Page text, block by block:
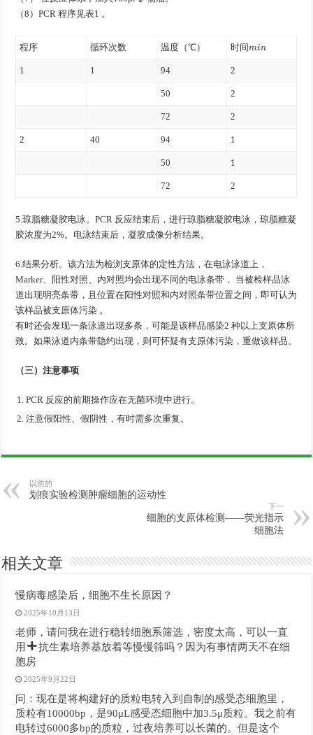
（8）PCR 程序见表1 。
程序 循环次数 温度（℃） 时间 in
1 1 94 2
50 2
72 2
2 40 94 1
50 1
72 2
5.琼脂糖凝胶电泳。PCR 反应结束后，进行琼脂糖凝胶电泳，琼脂糖凝
胶浓度为2%。电泳结束后，凝胶成像分析结果。
6.结果分析。该方法为检浏支原体的定性方法，在电泳泳道上，
Marker、阳性对照、内对照均会出现不同的电泳条带， 当被检样品泳
道出现明亮条带，且位置在阳性对照和内对照条带位置之间，即可认为
该样品被支原体污染 。
有时还会发现一条泳道出现多条，可能是该样品感染2 种以上支原体所
致。如果泳道内条带隐约出现，则可怀疑有支原体污染，重做该样品。
（三）注意事项
PCR 反应的前期操作应在无菌环境中进行。
注意假阳性、假阴性，有时需多次重复。
以前的
划痕实验检测肿瘤细胞的运动性
下一
细胞的支原体检测——荧光指示
细胞法
相关文章
慢病毒感染后，细胞不生长原因？
2025年10月13日
老师，请问我在进行稳转细胞系筛选，密度太高，可以一直
用
抗生素培养基放着等慢慢筛吗？因为有事情两天不在细
胞房
2025年9月22日
问：现在是将构建好的质粒电转入到自制的感受态细胞里，
质粒有10000bp，是90μL感受态细胞中加3.5μ质粒。我之前有
电转过6000多bp的质粒，过夜培养可以长菌的。但是这个